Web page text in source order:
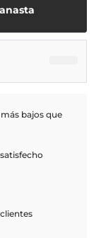
bajos que